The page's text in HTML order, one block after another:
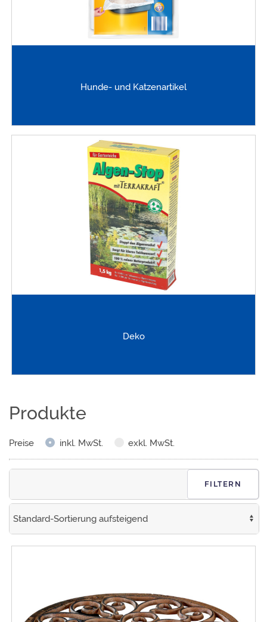
Hunde- und Katzenartikel
Deko
Produkte
Preise inkl. MwSt. exkl. MwSt.
FILTERN